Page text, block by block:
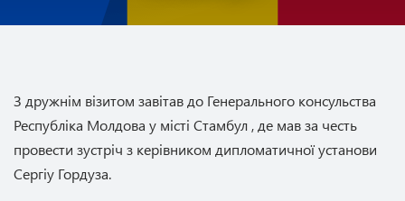
З дружнім візитом завітав до Генерального консульства
Республіка Молдова у місті Стамбул , де мав за честь
провести зустріч з керівником дипломатичної установи
Сергіу Гордуза.